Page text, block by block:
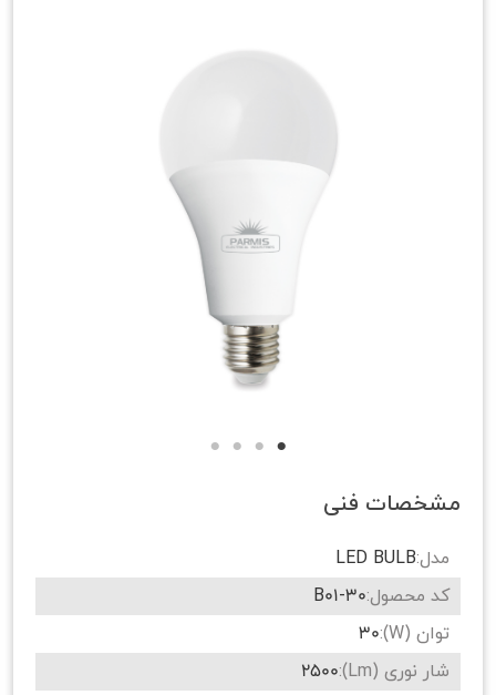
مشخصات فنی
مدل:LED BULB
کد محصول:B01-30
توان (W):
30
شار نوری (Lm):
2500